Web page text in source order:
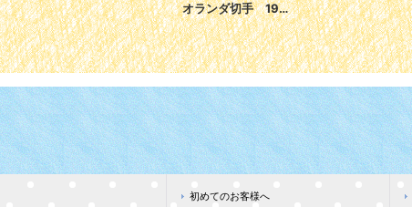
オランダ切手 1977年 児童福祉 子供の安全 シート
初めてのお客様へ